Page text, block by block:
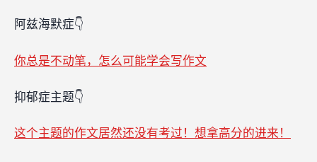
阿兹海默症👇
你总是不动笔，怎么可能学会写作文
抑郁症主题👇
这个主题的作文居然还没有考过！想拿高分的进来！